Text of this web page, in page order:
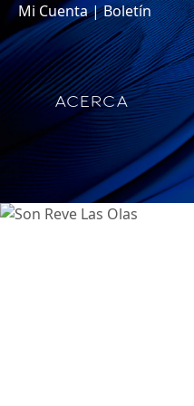
Mi Cuenta|Boletín
ACERCA